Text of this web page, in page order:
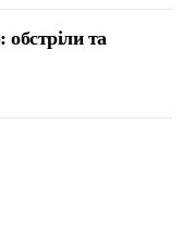
обстріли та